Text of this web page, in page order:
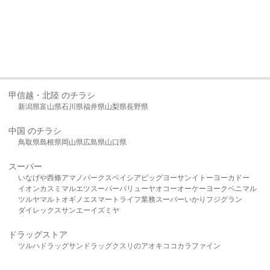
甲信越・北陸 のチラシ
新潟県富山県石川県福井県山梨県長野県
中国 のチラシ
鳥取県島根県岡山県広島県山口県
スーパー
いなげや西條アマノパークスベイシア ビッグヨーサンイトーヨーカドー
イオンカスミ マルエツスーパーバリューヤオコーオーケー ヨークベニマル
ツルヤマルト オギノ エスマート ライフ業務スーパーいかり フジグラン
ダイレックスサンエーイズミヤ
ドラッグストア
ツルハドラッグサンドラッグクスリのアオキ ココカラファイン